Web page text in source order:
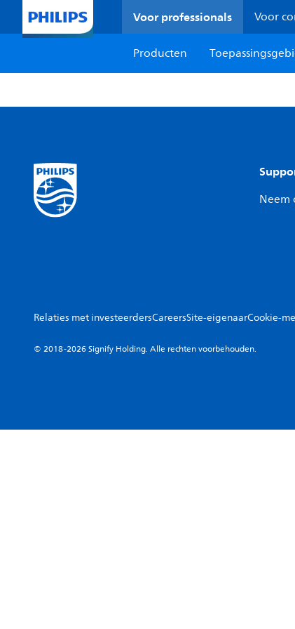
Voor professionals Voor
Producten
Neem
Relaties met investeerdersCareersSite-eigenaarCookie-
© 2018-2026 Signify Holding. Alle rechten voorbehouden.